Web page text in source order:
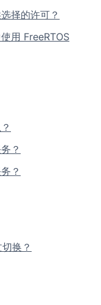
择的许可？
用 FreeRTOS
？
？
换？